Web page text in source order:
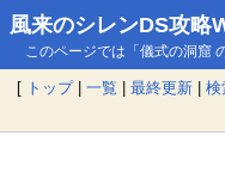
風来のシレンDS攻略
このページでは「儀式の洞窟
[ トップ| 一覧 | 最終更新 | 検